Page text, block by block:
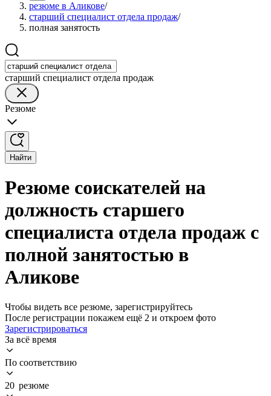
резюме в Аликове/
старший специалист отдела продаж/
полная занятость
старший специалист отдела продаж
Резюме
Найти
Резюме соискателей на
должность старшего
специалиста отдела продаж с
полной занятостью в
Аликове
Чтобы видеть все резюме, зарегистрируйтесь
После регистрации покажем ещё 2 и откроем фото
Зарегистрироваться
За всё время
По соответствию
20 резюме